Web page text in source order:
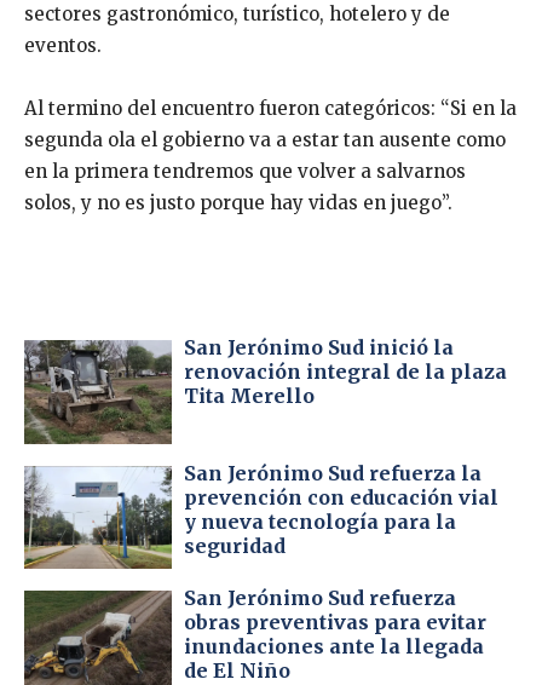
sectores gastronómico, turístico, hotelero y de
eventos.
Al termino del encuentro fueron categóricos: “Si en la
segunda ola el gobierno va a estar tan ausente como
en la primera tendremos que volver a salvarnos
solos, y no es justo porque hay vidas en juego”.
San Jerónimo Sud inició la
renovación integral de la plaza
Tita Merello
San Jerónimo Sud refuerza la
prevención con educación vial
y nueva tecnología para la
seguridad
San Jerónimo Sud refuerza
obras preventivas para evitar
inundaciones ante la llegada
de El Niño